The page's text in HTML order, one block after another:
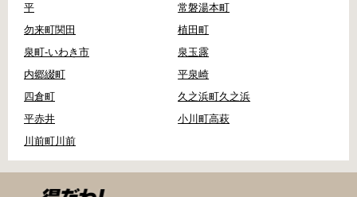
平
常磐湯本町
勿来町関田
植田町
泉町-いわき市
泉玉露
内郷綴町
平泉崎
四倉町
久之浜町久之浜
平赤井
小川町高萩
川前町川前